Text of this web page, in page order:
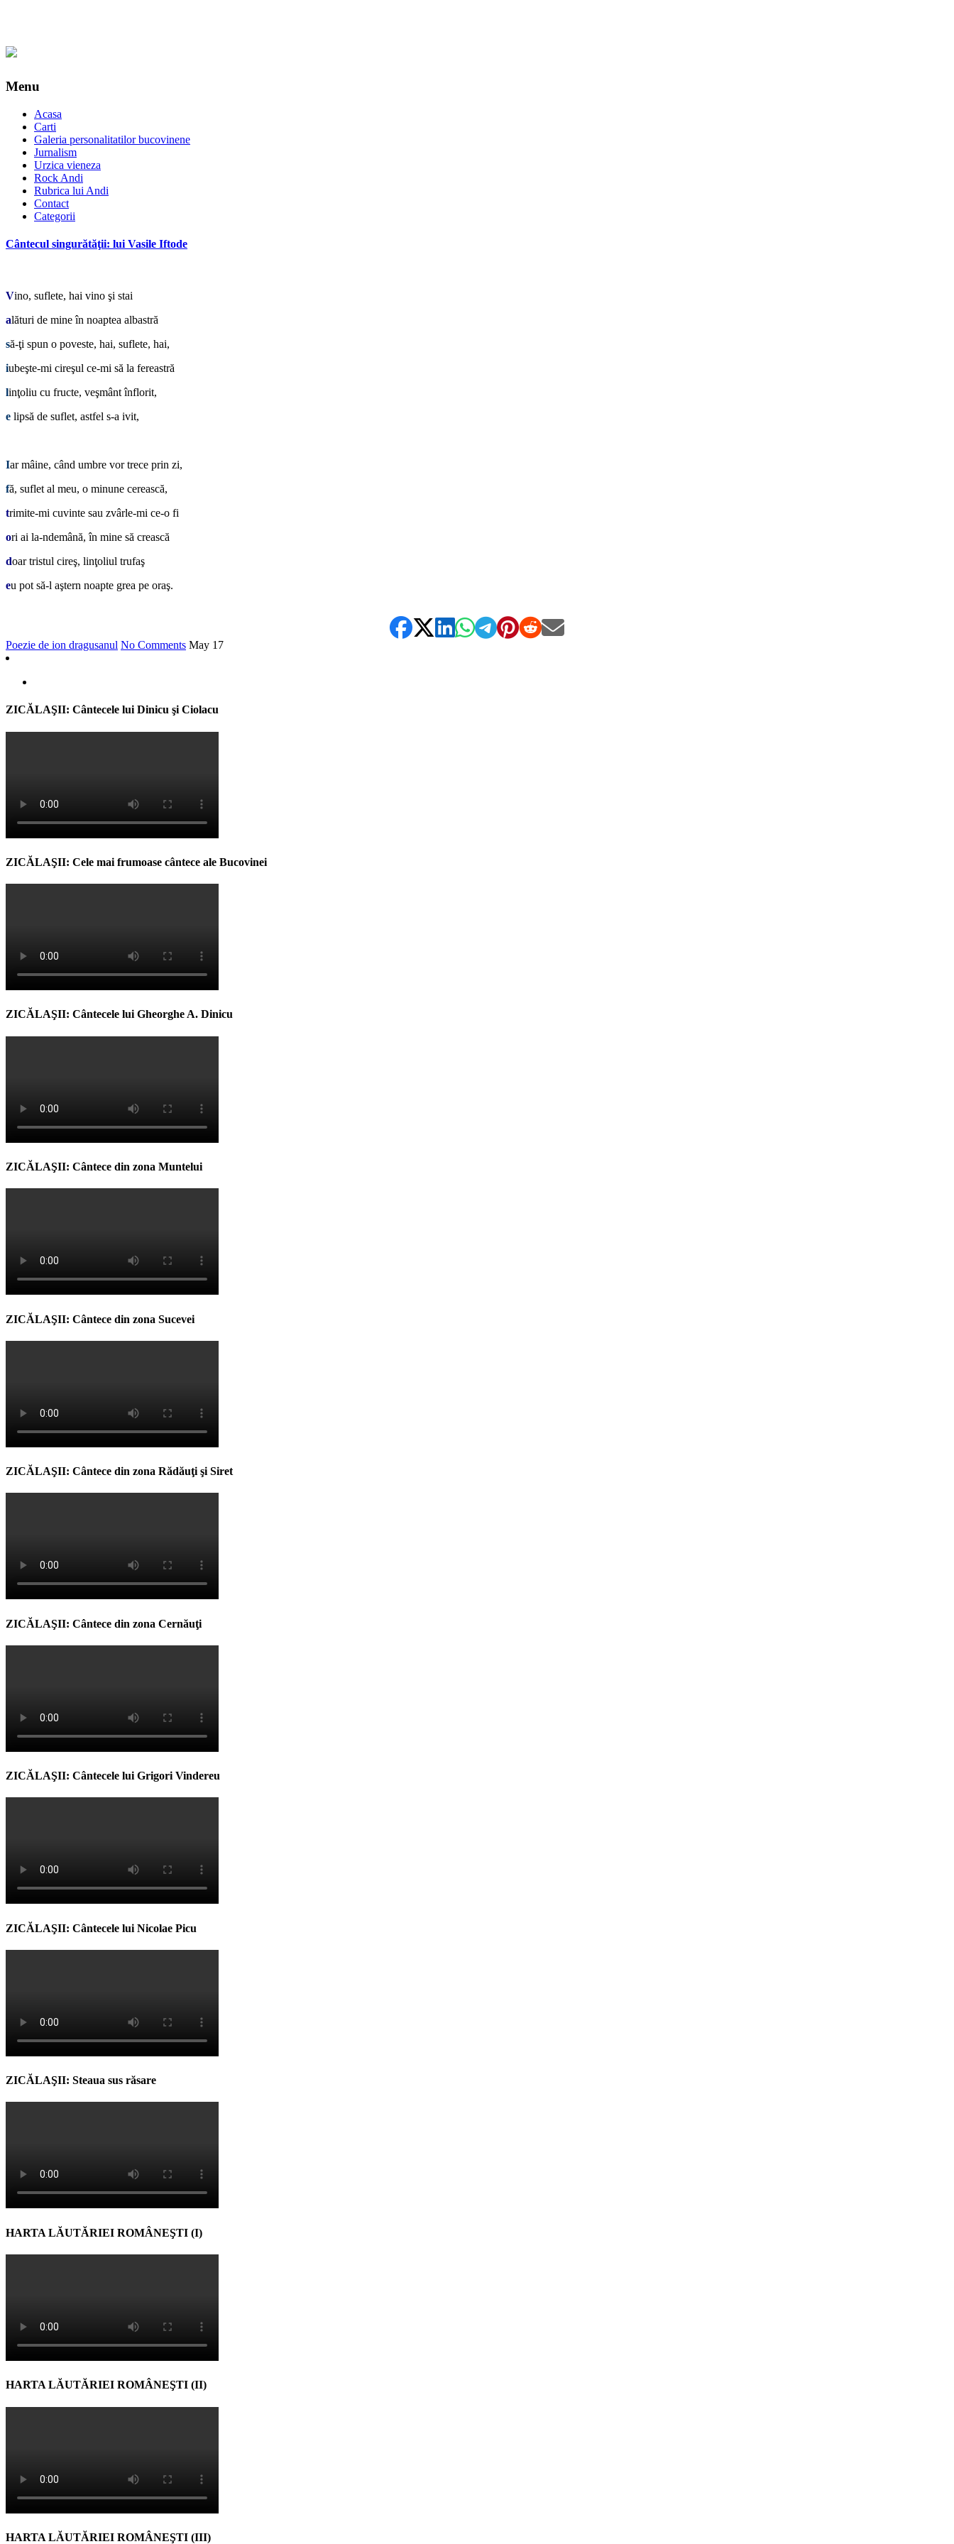
Menu
Acasa
Carti
Galeria personalitatilor bucovinene
Jurnalism
Urzica vieneza
Rock Andi
Rubrica lui Andi
Contact
Categorii
Cântecul singurătăţii: lui Vasile Iftode
Vino, suflete, hai vino şi stai
alături de mine în noaptea albastră
să-ţi spun o poveste, hai, suflete, hai,
iubeşte-mi cireşul ce-mi să la fereastră
linţoliu cu fructe, veşmânt înflorit,
e lipsă de suflet, astfel s-a ivit,
Iar mâine, când umbre vor trece prin zi,
fă, suflet al meu, o minune cerească,
trimite-mi cuvinte sau zvârle-mi ce-o fi
ori ai la-ndemână, în mine să crească
doar tristul cireş, linţoliul trufaş
eu pot să-l aştern noapte grea pe oraş.
Poezie de ion dragusanul No Comments May 17
ZICĂLAŞII: Cântecele lui Dinicu şi Ciolacu
ZICĂLAŞII: Cele mai frumoase cântece ale Bucovinei
ZICĂLAŞII: Cântecele lui Gheorghe A. Dinicu
ZICĂLAŞII: Cântece din zona Muntelui
ZICĂLAŞII: Cântece din zona Sucevei
ZICĂLAŞII: Cântece din zona Rădăuţi şi Siret
ZICĂLAŞII: Cântece din zona Cernăuţi
ZICĂLAŞII: Cântecele lui Grigori Vindereu
ZICĂLAŞII: Cântecele lui Nicolae Picu
ZICĂLAŞII: Steaua sus răsare
HARTA LĂUTĂRIEI ROMÂNEŞTI (I)
HARTA LĂUTĂRIEI ROMÂNEŞTI (II)
HARTA LĂUTĂRIEI ROMÂNEŞTI (III)